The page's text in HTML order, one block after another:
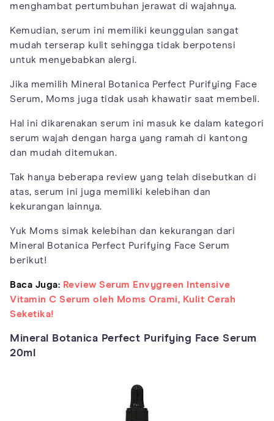
menghambat pertumbuhan jerawat di wajahnya.
Kemudian, serum ini memiliki keunggulan sangat
mudah terserap kulit sehingga tidak berpotensi
untuk menyebabkan alergi.
Jika memilih Mineral Botanica Perfect Purifying Face
Serum, Moms juga tidak usah khawatir saat membeli.
Hal ini dikarenakan serum ini masuk ke dalam kategori
serum wajah dengan harga yang ramah di kantong
dan mudah ditemukan.
Tak hanya beberapa review yang telah disebutkan di
atas, serum ini juga memiliki kelebihan dan
kekurangan lainnya.
Yuk Moms simak kelebihan dan kekurangan dari
Mineral Botanica Perfect Purifying Face Serum
berikut!
Baca Juga: Review Serum Envygreen Intensive
Vitamin C Serum oleh Moms Orami, Kulit Cerah
Seketika!
Mineral Botanica Perfect Purifying Face Serum
20ml